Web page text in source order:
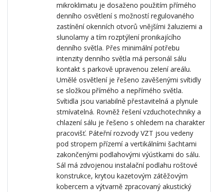
mikroklimatu je dosaženo použitím přímého
denního osvětlení s možností regulovaného
zastínění okenních otvorů vnějšími žaluziemi a
slunolamy a tím rozptýlení pronikajícího
denního světla. Přes minimální potřebu
intenzity denního světla má personál sálu
kontakt s parkově upravenou zelení areálu.
Umělé osvětlení je řešeno zavěšenými svítidly
se složkou přímého a nepřímého světla.
Svítidla jsou variabilně přestavitelná a plynule
stmívatelná. Rovněž řešení vzduchotechniky a
chlazení sálu je řešeno s ohledem na charakter
pracovišť. Páteřní rozvody VZT jsou vedeny
pod stropem přízemí a vertikálními šachtami
zakončenými podlahovými výústkami do sálu.
Sál má zdvojenou instalační podlahu roštové
konstrukce, krytou kazetovým zátěžovým
kobercem a výtvarně zpracovaný akustický